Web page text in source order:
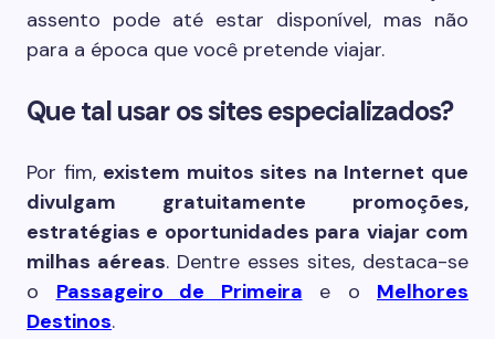
assento pode até estar disponível, mas não
para a época que você pretende viajar.
Que tal usar os sites especializados?
Por fim, existem muitos sites na Internet que
divulgam gratuitamente promoções,
estratégias e oportunidades para viajar com
milhas aéreas. Dentre esses sites, destaca-se
o Passageiro de Primeira e o Melhores
Destinos.